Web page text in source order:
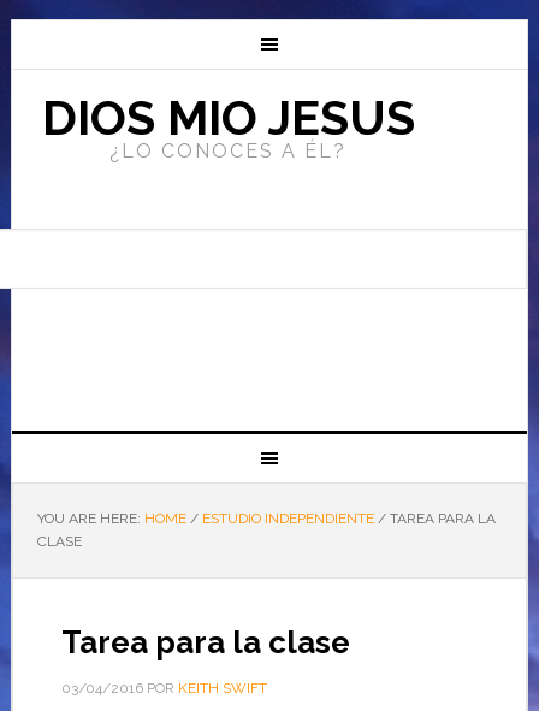
DIOS MIO JESUS
¿LO CONOCES A ÉL?
YOU ARE HERE: HOME / ESTUDIO INDEPENDIENTE /TAREA PARA LA
CLASE
Tarea para la clase
03/04/2016POR KEITH SWIFT